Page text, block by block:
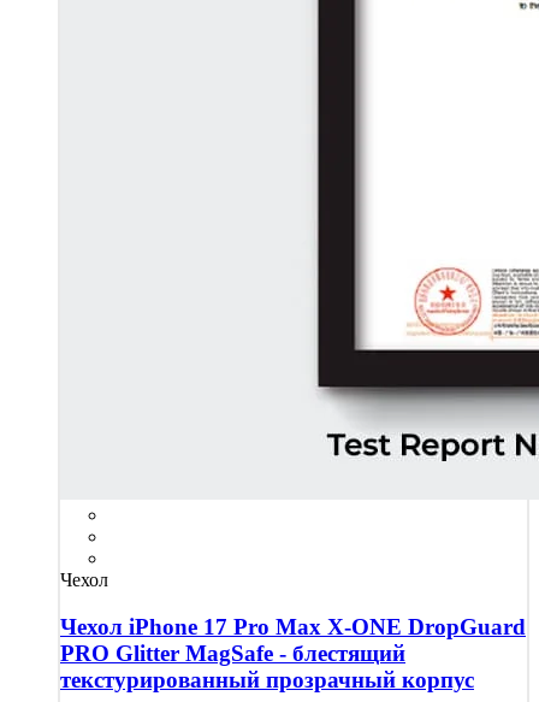
Чехол
Чехол iPhone 17 Pro Max X-ONE DropGuard
PRO Glitter MagSafe - блестящий
текстурированный прозрачный корпус